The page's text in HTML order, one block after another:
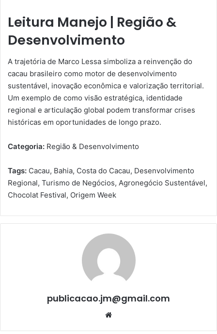
Leitura Manejo | Região &
Desenvolvimento
A trajetória de Marco Lessa simboliza a reinvenção do
cacau brasileiro como motor de desenvolvimento
sustentável, inovação econômica e valorização territorial.
Um exemplo de como visão estratégica, identidade
regional e articulação global podem transformar crises
históricas em oportunidades de longo prazo.
Categoria: Região & Desenvolvimento
Tags: Cacau, Bahia, Costa do Cacau, Desenvolvimento
Regional, Turismo de Negócios, Agronegócio Sustentável,
Chocolat Festival, Origem Week
publicacao.jm@gmail.com